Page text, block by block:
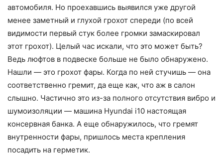
автомобиля. Но проехавшись выявился уже другой
менее заметный и глухой грохот спереди (по всей
видимости первый стук более громки замаскировал
этот грохот). Целый час искали, что это может быть?
Ведь люфтов в подвеске больше не было обнаружено.
Нашли — это грохот фары. Когда по ней стучишь — она
соответственно гремит, да еще как, что аж в салон
слышно. Частично это из-за полного отсутствия вибро и
шумоизоляции — машина Hyundai i10 настоящая
консервная банка. А еще обнаружилось, что гремят
внутренности фары, пришлось места крепления
посадить на герметик.